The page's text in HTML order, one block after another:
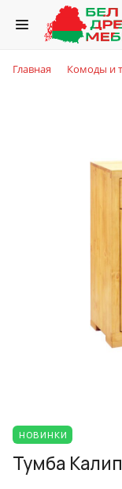
Главная Комоды и
НОВИНКИ
Тумба